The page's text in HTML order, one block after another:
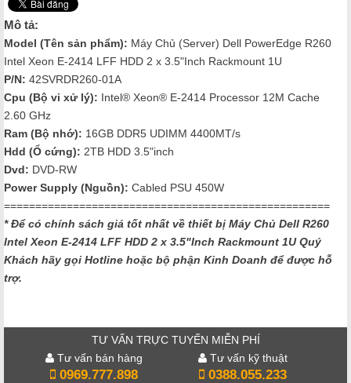
Mô tả:
Model (Tên sản phẩm): Máy Chủ (Server) Dell PowerEdge R260
Intel Xeon E-2414 LFF HDD 2 x 3.5"Inch Rackmount 1U
P/N: 42SVRDR260-01A
Cpu (Bộ vi xử lý): Intel® Xeon® E-2414 Processor 12M Cache
2.60 GHz
Ram (Bộ nhớ): 16GB DDR5 UDIMM 4400MT/s
Hdd (Ổ cứng): 2TB HDD 3.5"inch
Dvd: DVD-RW
Power Supply (Nguồn): Cabled PSU 450W
====================================================
* Để có chính sách giá tốt nhất về thiết bị Máy Chủ Dell R260
Intel Xeon E-2414 LFF HDD 2 x 3.5"Inch Rackmount 1UQuý
Khách hãy gọi Hotline hoặc bộ phận Kinh Doanh để được hỗ
trợ.
TƯ VẤN TRỰC TUYẾN MIỄN PHÍ
Tư vấn bán hàng
0969.777.898
Tư vấn kỹ thuật
0388.055.233